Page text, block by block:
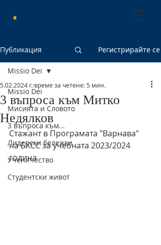
Публикация Регистрирайте се
Missio Dei
Мисията и Словото
3 въпроса към...
Лидерски бележки
Ученичество
Студентски живот
Missio Dei
3 въпроса към Митко
Недялков
5.02.2024 г. време за четене: 5 мин.
Стажант в Програмата "Варнава"
на БХСС за учебната 2023/2024
година